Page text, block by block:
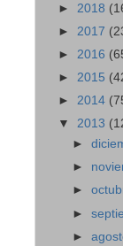
► 2018
► 2017
► 2016
► 2015
► 2014
▼ 2013
►
►
►
►
►